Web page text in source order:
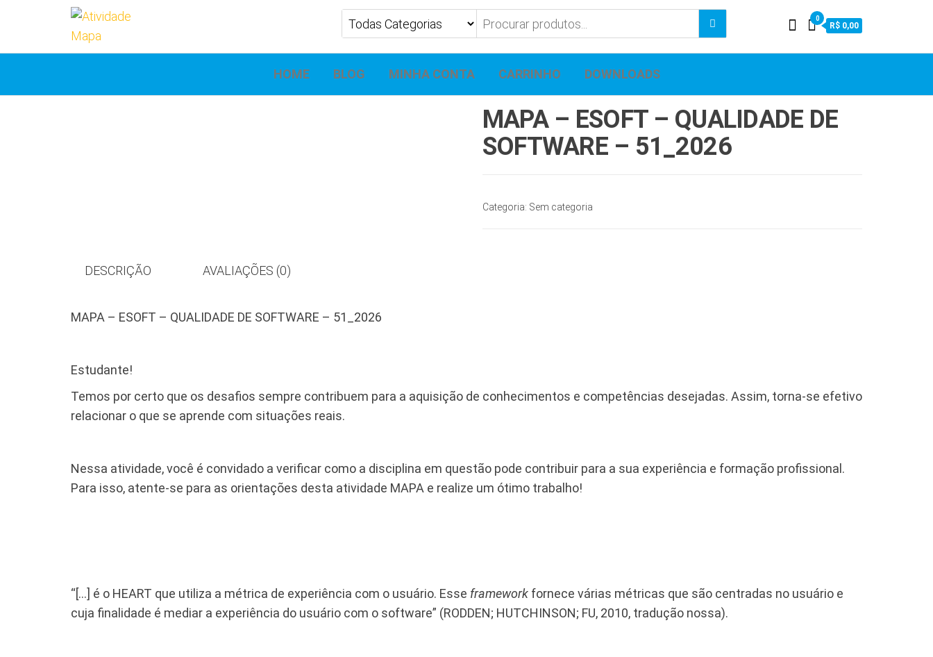
0
R$ 0,00
HOME BLOG MINHA CONTA CARRINHO DOWNLOADS
MAPA – ESOFT – QUALIDADE DE
SOFTWARE – 51_2026
Categoria: Sem categoria
DESCRIÇÃO AVALIAÇÕES (0)
MAPA – ESOFT – QUALIDADE DE SOFTWARE – 51_2026
Estudante!
Temos por certo que os desafios sempre contribuem para a aquisição de conhecimentos e competências desejadas. Assim, torna-se efetivo
relacionar o que se aprende com situações reais.
Nessa atividade, você é convidado a verificar como a disciplina em questão pode contribuir para a sua experiência e formação profissional.
Para isso, atente-se para as orientações desta atividade MAPA e realize um ótimo trabalho!
“[…] é o HEART que utiliza a métrica de experiência com o usuário. Esse framework fornece várias métricas que são centradas no usuário e
cuja finalidade é mediar a experiência do usuário com o software” (RODDEN; HUTCHINSON; FU, 2010, tradução nossa).